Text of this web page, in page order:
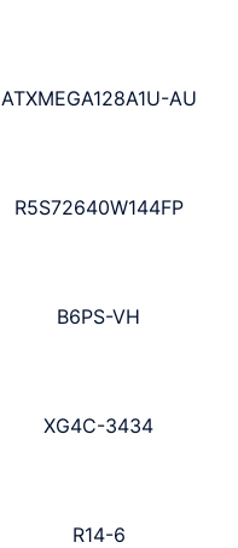
ATXMEGA128A1U-AU
R5S72640W144FP
B6PS-VH
XG4C-3434
R14-6